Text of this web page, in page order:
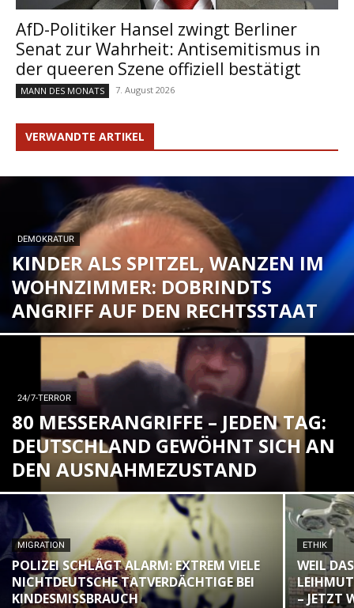
AfD-Politiker Hansel zwingt Berliner
Senat zur Wahrheit: Antisemitismus in
der queeren Szene offiziell bestätigt
MANN DES MONATS 7. August 2026
VERWANDTE ARTIKEL
DEMOKRATUR
KINDER ALS SPITZEL, WANZEN IM
WOHNZIMMER: DOBRINDTS
ANGRIFF AUF DEN RECHTSSTAAT
24/7-TERROR
80 MESSERANGRIFFE – JEDEN TAG:
DEUTSCHLAND GEWÖHNT SICH AN
DEN AUSNAHMEZUSTAND
MIGRATION
POLIZEI SCHLÄGT ALARM: EXTREM VIELE
NICHTDEUTSCHE TATVERDÄCHTIGE BEI
KINDESMISSBRAUCH
ETHIK
WEIL
– JETZT